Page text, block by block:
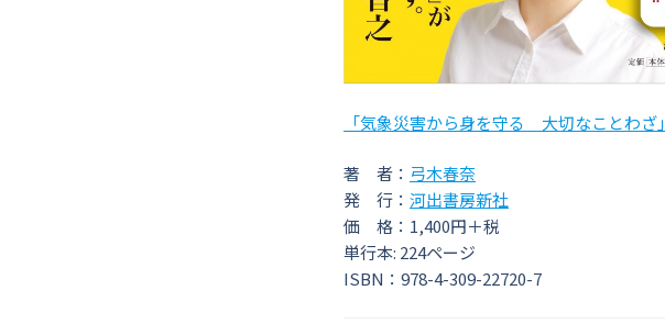
「気象災害から身を守る 大切なことわざ」
著 者： 弓木春奈
発 行： 河出書房新社
価 格：1,400円＋税
単行本: 224ページ
ISBN：978-4-309-22720-7